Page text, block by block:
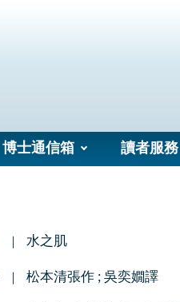
博士通信箱 讀者服務
水之肌
松本清張作 ; 吳奕嫺譯